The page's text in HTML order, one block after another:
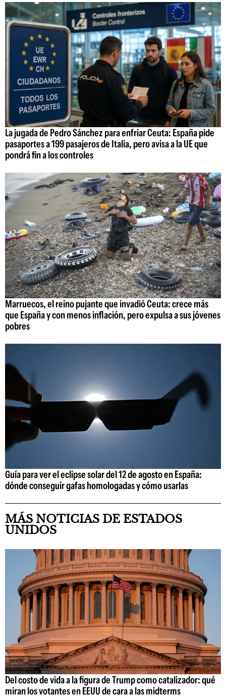
La jugada de Pedro Sánchez para enfriar Ceuta: España pide
pasaportes a 199 pasajeros de Italia, pero avisa a la UE que
pondrá fin a los controles
Marruecos, el reino pujante que invadió Ceuta: crece más
que España y con menos inflación, pero expulsa a sus jóvenes
pobres
Guía para ver el eclipse solar del 12 de agosto en España:
dónde conseguir gafas homologadas y cómo usarlas
MÁS NOTICIAS DE ESTADOS
UNIDOS
Del costo de vida a la figura de Trump como catalizador: qué
miran los votantes en EEUU de cara a las midterms